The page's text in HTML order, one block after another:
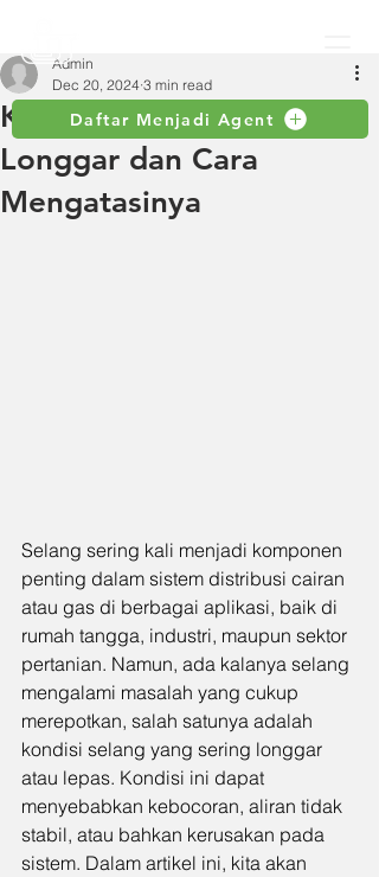
Daftar Menjadi Agent
Kenapa Selang Sering
Longgar dan Cara
Mengatasinya
Admin
Dec 20, 2024 3 min read
Selang sering kali menjadi komponen
penting dalam sistem distribusi cairan
atau gas di berbagai aplikasi, baik di
rumah tangga, industri, maupun sektor
pertanian. Namun, ada kalanya selang
mengalami masalah yang cukup
merepotkan, salah satunya adalah
kondisi selang yang sering longgar
atau lepas. Kondisi ini dapat
menyebabkan kebocoran, aliran tidak
stabil, atau bahkan kerusakan pada
sistem. Dalam artikel ini, kita akan